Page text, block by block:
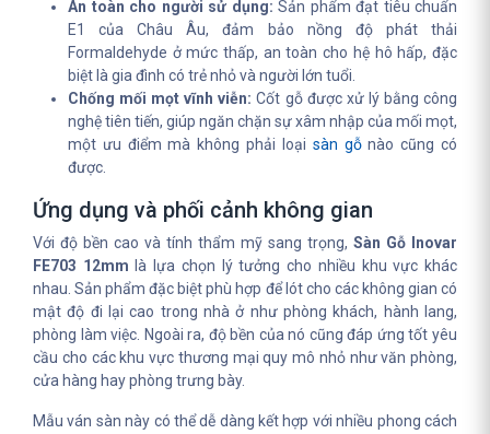
An toàn cho người sử dụng: Sản phẩm đạt tiêu chuẩn
E1 của Châu Âu, đảm bảo nồng độ phát thải
Formaldehyde ở mức thấp, an toàn cho hệ hô hấp, đặc
biệt là gia đình có trẻ nhỏ và người lớn tuổi.
Chống mối mọt vĩnh viễn: Cốt gỗ được xử lý bằng công
nghệ tiên tiến, giúp ngăn chặn sự xâm nhập của mối mọt,
một ưu điểm mà không phải loại sàn gỗnào cũng có
được.
Ứng dụng và phối cảnh không gian
Với độ bền cao và tính thẩm mỹ sang trọng, Sàn Gỗ Inovar
FE703 12mm là lựa chọn lý tưởng cho nhiều khu vực khác
nhau. Sản phẩm đặc biệt phù hợp để lót cho các không gian có
mật độ đi lại cao trong nhà ở như phòng khách, hành lang,
phòng làm việc. Ngoài ra, độ bền của nó cũng đáp ứng tốt yêu
cầu cho các khu vực thương mại quy mô nhỏ như văn phòng,
cửa hàng hay phòng trưng bày.
Mẫu ván sàn này có thể dễ dàng kết hợp với nhiều phong cách